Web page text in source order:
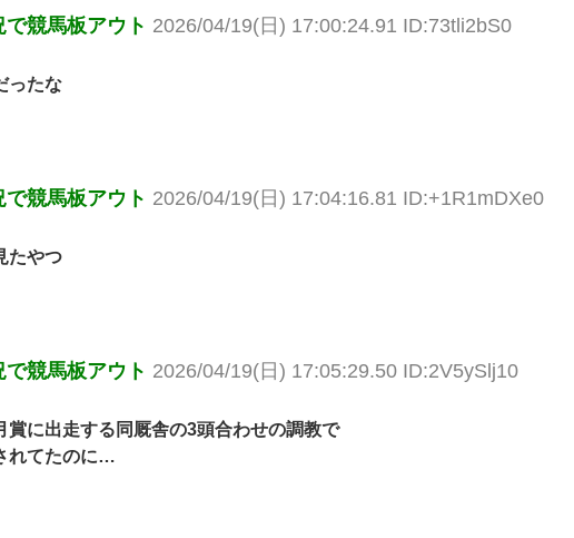
競馬板アウト 2026/04/19(日) 17:00:24.91 ID:73tli2bS0
ったな
競馬板アウト 2026/04/19(日) 17:04:16.81 ID:+1R1mDXe0
たやつ
競馬板アウト 2026/04/19(日) 17:05:29.50 ID:2V5ySlj10
賞に出走する同厩舎の3頭合わせの調教で
れてたのに…